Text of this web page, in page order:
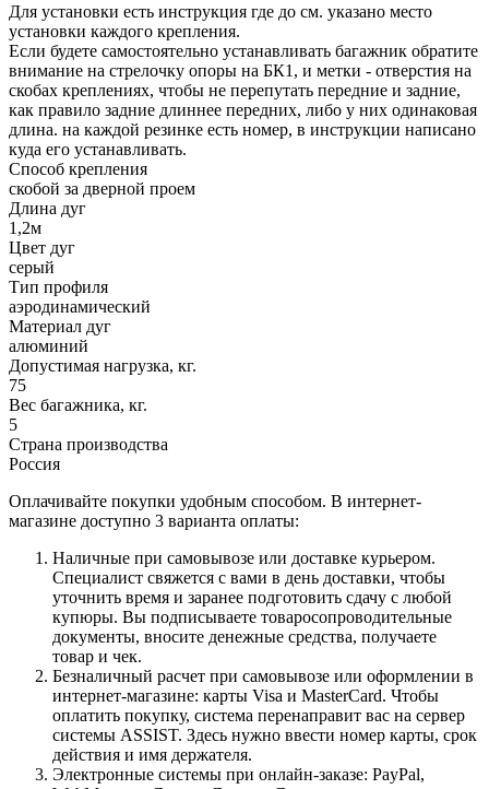
Для установки есть инструкция где до см. указано место
установки каждого крепления.
Если будете самостоятельно устанавливать багажник обратите
внимание на стрелочку опоры на БК1, и метки - отверстия на
скобах креплениях, чтобы не перепутать передние и задние,
как правило задние длиннее передних, либо у них одинаковая
длина. на каждой резинке есть номер, в инструкции написано
куда его устанавливать.
Способ крепления
скобой за дверной проем
Длина дуг
1,2м
Цвет дуг
серый
Тип профиля
аэродинамический
Материал дуг
алюминий
Допустимая нагрузка, кг.
75
Вес багажника, кг.
5
Страна производства
Россия
Оплачивайте покупки удобным способом. В интернет-
магазине доступно 3 варианта оплаты:
Наличные при самовывозе или доставке курьером.
Специалист свяжется с вами в день доставки, чтобы
уточнить время и заранее подготовить сдачу с любой
купюры. Вы подписываете товаросопроводительные
документы, вносите денежные средства, получаете
товар и чек.
Безналичный расчет при самовывозе или оформлении в
интернет-магазине: карты Visa и MasterCard. Чтобы
оплатить покупку, система перенаправит вас на сервер
системы ASSIST. Здесь нужно ввести номер карты, срок
действия и имя держателя.
Электронные системы при онлайн-заказе: PayPal,